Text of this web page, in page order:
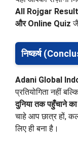
All Rojgar
और Online Quiz
निष्कर्ष
Adani Global
प्रतियोगिता नहीं
दुनिया तक पहुँचाने
चाहे आप छात्र हों,
लिए ही बना है।